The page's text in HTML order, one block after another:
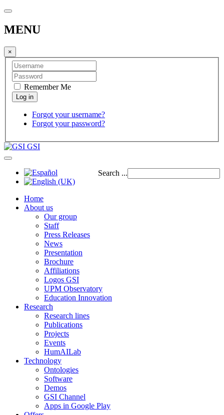
MENU
×
Remember Me
Forgot your username?
Forgot your password?
GSI
Search ...
Home
About us
Our group
Staff
Press Releases
News
Presentation
Brochure
Affiliations
Logos GSI
UPM Observatory
Education Innovation
Research
Research lines
Publications
Projects
Events
HumAILab
Technology
Ontologies
Software
Demos
GSI Channel
Apps in Google Play